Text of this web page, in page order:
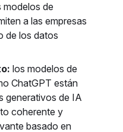
modelos de
a las empresas
de los datos
los modelos de
ChatGPT están
generativos de IA
coherente y
basado en